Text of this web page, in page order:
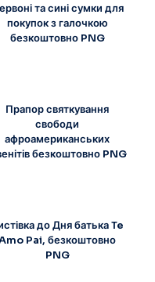
та сині сумки для
покупок з галочкою
безкоштовно PNG
Прапор святкування
свободи
афроамериканських
безкоштовно PNG
до Дня батька Te
Pai, безкоштовно
PNG